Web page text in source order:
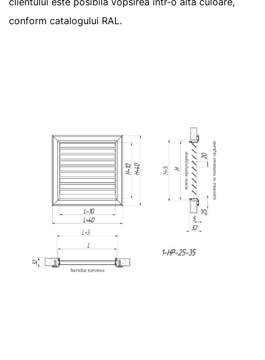
conform catalogului RAL.